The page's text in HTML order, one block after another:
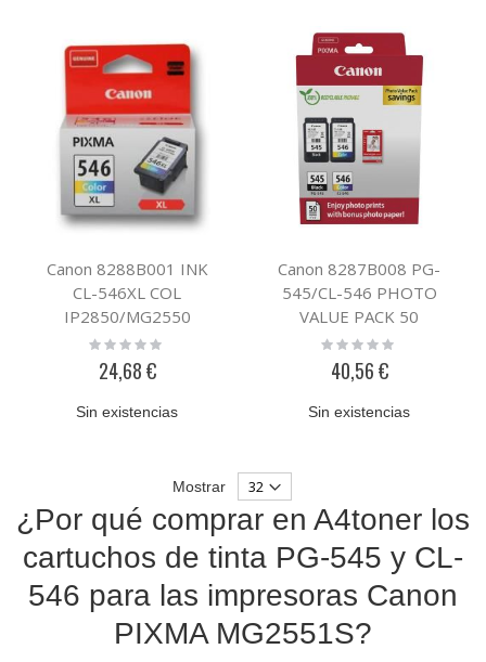
Canon 8288B001 INK
CL-546XL COL
IP2850/MG2550
Rating:
24,68 €
Sin existencias
Canon 8287B008 PG-
545/CL-546 PHOTO
VALUE PACK 50
Rating:
40,56 €
Sin existencias
Mostrar
¿Por qué comprar en A4toner los
cartuchos de tinta PG-545 y CL-
546 para las impresoras Canon
PIXMA MG2551S?